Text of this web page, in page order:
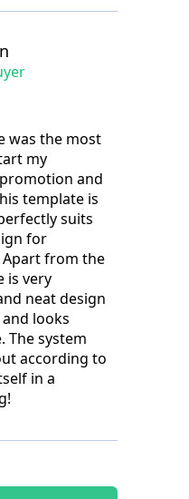
was the most
my
and
template is
suits
for
from the
is very
neat design
looks
The system
according to
in a